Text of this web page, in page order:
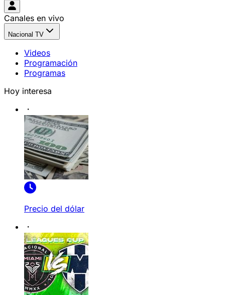
Canales en vivo
Nacional TV
Videos
Programación
Programas
Hoy interesa
Precio del dólar